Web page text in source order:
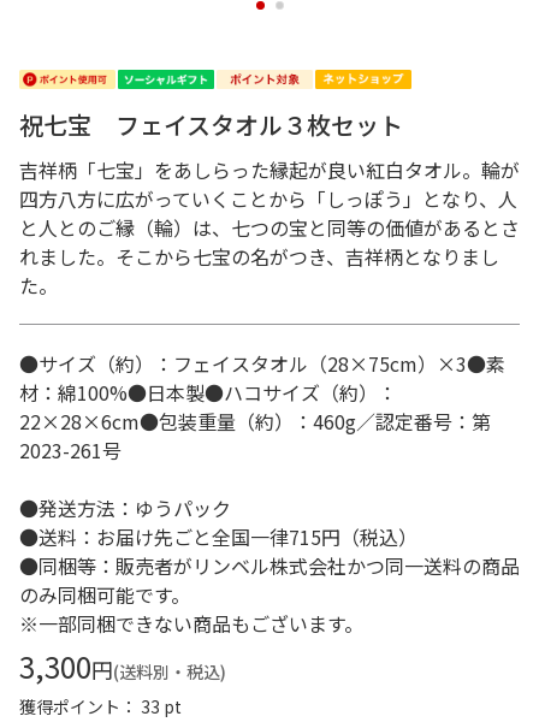
1 2
祝七宝 フェイスタオル３枚セット
吉祥柄「七宝」をあしらった縁起が良い紅白タオル。輪が
四方八方に広がっていくことから「しっぽう」となり、人
と人とのご縁（輪）は、七つの宝と同等の価値があるとさ
れました。そこから七宝の名がつき、吉祥柄となりまし
た。
●サイズ（約）：フェイスタオル（28×75cm）×3●素
材：綿100%●日本製●ハコサイズ（約）：
22×28×6cm●包装重量（約）：460g／認定番号：第
2023-261号
●発送方法：ゆうパック
●送料：お届け先ごと全国一律715円（税込）
●同梱等：販売者がリンベル株式会社かつ同一送料の商品
のみ同梱可能です。
※一部同梱できない商品もございます。
3,300円(送料別・税込)
獲得ポイント： 33 pt